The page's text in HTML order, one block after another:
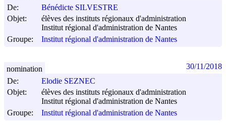
De:
Bénédicte SILVESTRE
Objet:
élèves des instituts régionaux d'administration
Institut régional d'administration de Nantes
Groupe:
Institut régional d'administration de Nantes
De:
Elodie SEZNEC
Objet:
élèves des instituts régionaux d'administration
Institut régional d'administration de Nantes
Groupe:
Institut régional d'administration de Nantes
nomination 30/11/2018